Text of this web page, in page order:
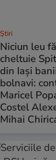
Ştiri
Niciun leu
cheltuie
din Iași
bolnavi:
Maricel
Costel
Mihai